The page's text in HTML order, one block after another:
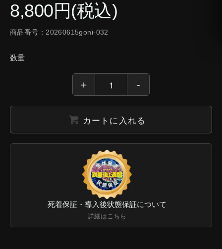
8,800円(税込)
商品番号：20260615goni-032
数量
カートに入れる
死着保証・導入後状態保証について
詳細はこちら